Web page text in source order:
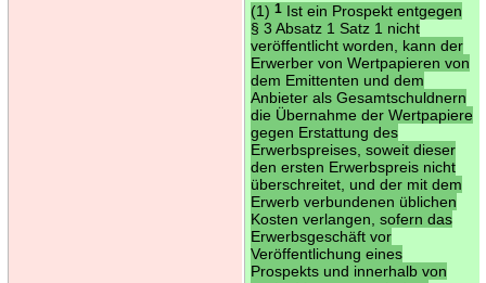
(1) 1Ist ein Prospekt entgegen
§ 3 Absatz 1 Satz 1 nicht
veröffentlicht worden, kann der
Erwerber von Wertpapieren von
dem Emittenten und dem
Anbieter als Gesamtschuldnern
die Übernahme der Wertpapiere
gegen Erstattung des
Erwerbspreises, soweit dieser
den ersten Erwerbspreis nicht
überschreitet, und der mit dem
Erwerb verbundenen üblichen
Kosten verlangen, sofern das
Erwerbsgeschäft vor
Veröffentlichung eines
Prospekts und innerhalb von